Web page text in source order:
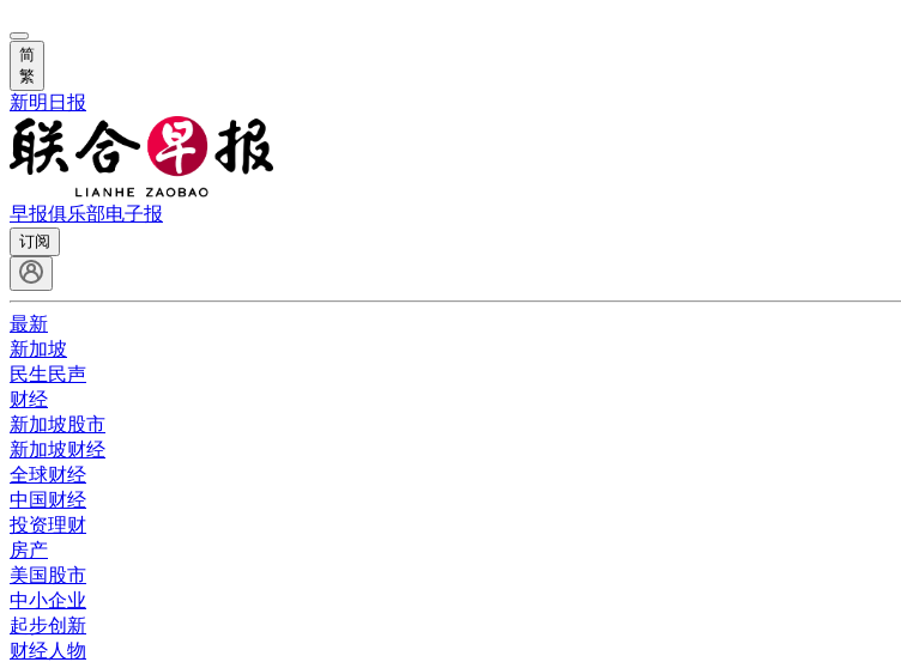
简
繁
新明日报
早报俱乐部电子报
订阅
最新
新加坡
民生民声
财经
新加坡股市
新加坡财经
全球财经
中国财经
投资理财
房产
美国股市
中小企业
起步创新
财经人物